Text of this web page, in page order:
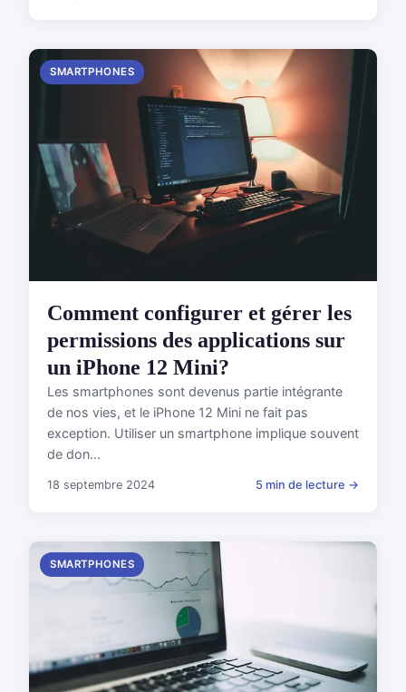
SMARTPHONES
Comment configurer et gérer les
permissions des applications sur
un iPhone 12 Mini?
Les smartphones sont devenus partie intégrante
de nos vies, et le iPhone 12 Mini ne fait pas
exception. Utiliser un smartphone implique souvent
de don...
18 septembre 2024 5 min de lecture →
SMARTPHONES